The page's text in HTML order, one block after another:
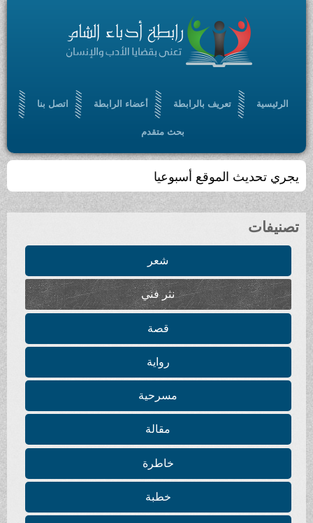
الرئيسية تعريف بالرابطة أعضاء الرابطة اتصل بنا
بحث متقدم
يجري تحديث الموقع أسبوعيا
تصنيفات
شعر
نثر فني
قصة
رواية
مسرحية
مقالة
خاطرة
خطبة